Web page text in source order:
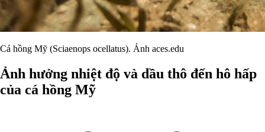
Cá hồng Mỹ (Sciaenops ocellatus). Ảnh aces.edu
Ảnh hưởng nhiệt độ và dầu thô đến hô hấp
của cá hồng Mỹ